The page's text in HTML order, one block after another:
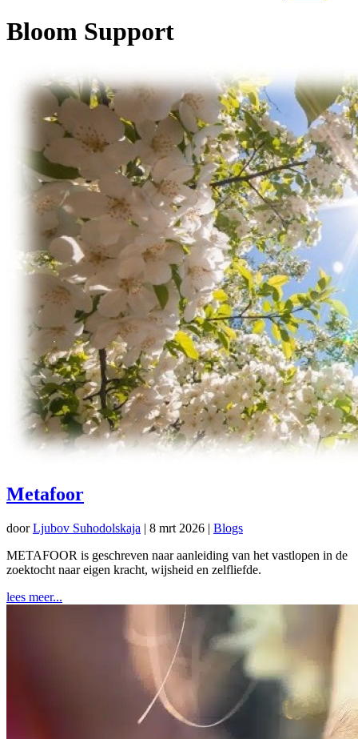
Bloom Support
Metafoor
doorLjubov Suhodolskaja | 8 mrt 2026 | Blogs
METAFOOR is geschreven naar aanleiding van het vastlopen in de
zoektocht naar eigen kracht, wijsheid en zelfliefde.
lees meer...